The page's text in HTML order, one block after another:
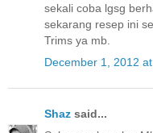
sekali coba lgsg
sekarang resep ini
Trims ya mb.
December 1, 2012
Shaz said...